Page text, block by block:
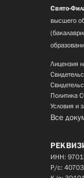
Свято-
высшего
Лицензия
Политика
Условия и
Все
ИНН:
Р/с: